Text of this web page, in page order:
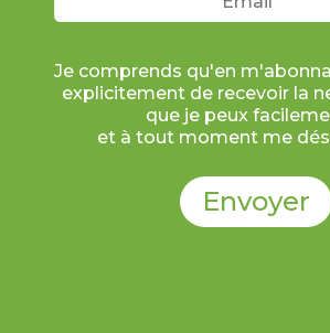
Je comprends qu'en
explicitement de recevoir la
que je peux
et à tout moment me